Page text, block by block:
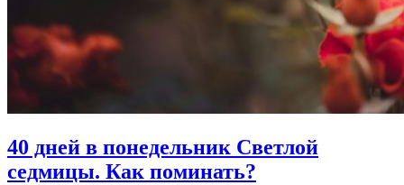
40 дней в понедельник Светлой
седмицы. Как поминать?